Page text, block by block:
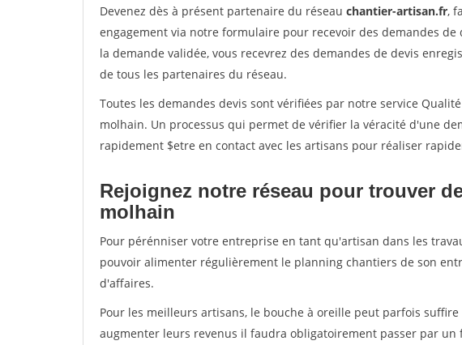
Devenez dès à présent partenaire du réseau chantier-artisan.fr,
engagement via notre formulaire pour recevoir des demandes
la demande validée, vous recevrez des demandes de devis
de tous les partenaires du réseau.
Toutes les demandes devis sont vérifiées par notre service
molhain. Un processus qui permet de vérifier la véracité d'une
rapidement $etre en contact avec les artisans pour réaliser
Rejoignez notre réseau pour trouver
molhain
Pour pérénniser votre entreprise en tant qu'artisan dans les
pouvoir alimenter régulièrement le planning chantiers de son
d'affaires.
Pour les meilleurs artisans, le bouche à oreille peut parfois
augmenter leurs revenus il faudra obligatoirement passer par un